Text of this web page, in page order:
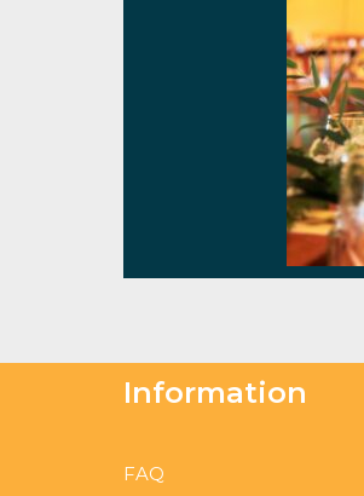
Information
FAQ